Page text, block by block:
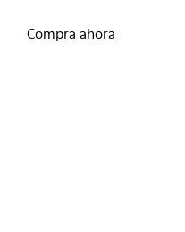
Compra ahora